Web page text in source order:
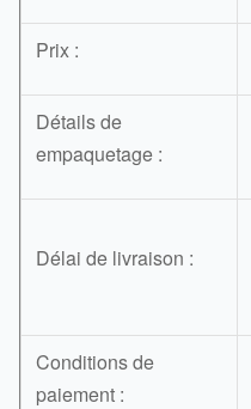
Prix :
Détails de
empaquetage :
Délai de livraison :
Conditions de
paiement :